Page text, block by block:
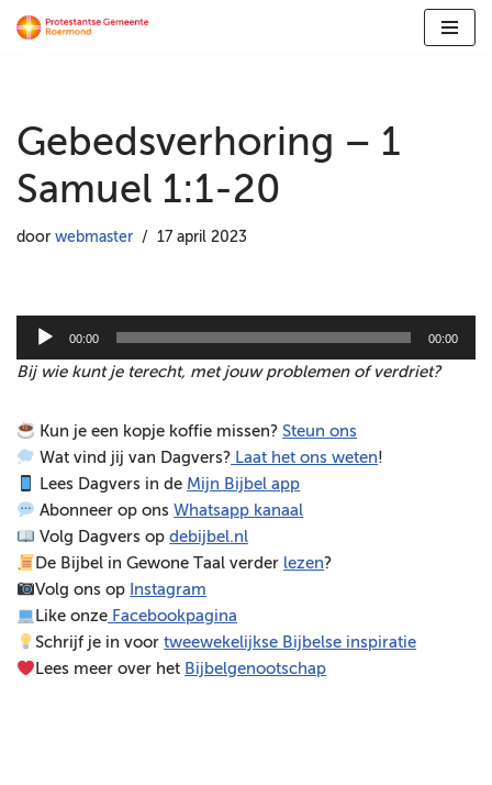
inhoud
Gebedsverhoring – 1
Samuel 1:1-20
door webmaster 17 april 2023
d
o
s
p
e
l
e
r
00:00 00:00
Bij wie kunt je terecht, met jouw problemen of verdriet?
Kun je een kopje koffie missen?Steun ons
Wat vind jij van Dagvers? Laat het ons weten!
Lees Dagvers in de Mijn Bijbel app
Abonneer op onsWhatsapp kanaal
Volg Dagvers opdebijbel.nl
De Bijbel in Gewone Taal verder lezen?
Volg ons op Instagram
Like onze Facebookpagina
Schrijf je in voortweewekelijkse Bijbelse inspiratie
Lees meer over het Bijbelgenootschap